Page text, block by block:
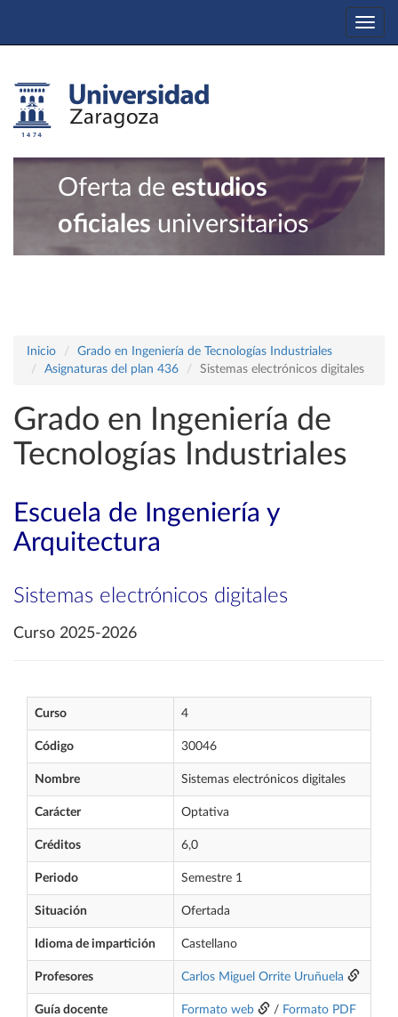
Oferta de estudios
oficiales universitarios
Inicio
Grado en Ingeniería de Tecnologías Industriales
Asignaturas del plan 436
Sistemas electrónicos digitales
Grado en Ingeniería de
Tecnologías Industriales
Escuela de Ingeniería y
Arquitectura
Sistemas electrónicos digitales
Curso 2025-2026
Curso 4
Código 30046
Nombre Sistemas electrónicos digitales
Carácter Optativa
Créditos 6,0
Periodo Semestre 1
Situación Ofertada
Idioma de impartición Castellano
Profesores Carlos Miguel Orrite Uruñuela
Guía docente Formato web / Formato PDF